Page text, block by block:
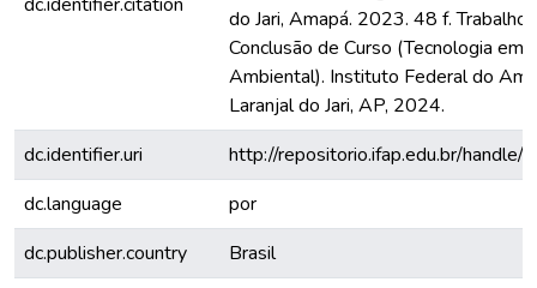
do Jari, Amapá. 2023. 48 f. Trabalho
Conclusão de Curso (Tecnologia em
Ambiental). Instituto Federal do
Laranjal do Jari, AP, 2024.
dc.identifier.uri
http://repositorio.ifap.edu.br/handle/
dc.language
por
dc.publisher.country
Brasil